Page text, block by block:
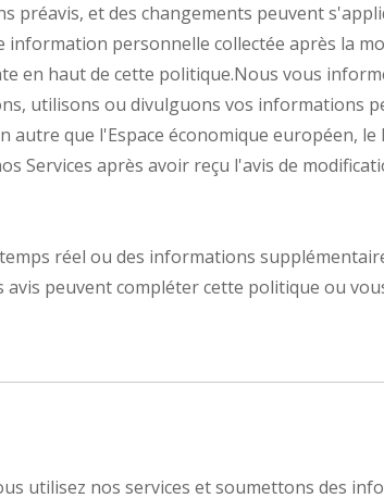
préavis, et des changements peuvent
personnelle collectée après la
en haut de cette politique.Nous vous
utilisons ou divulguons vos informations
que l'Espace économique européen, le
Services après avoir reçu l'avis de
réel ou des informations
avis peuvent compléter cette politique ou
utilisez nos services et soumettons des